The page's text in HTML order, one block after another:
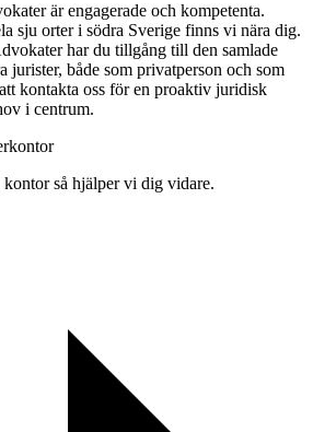
är engagerade och kompetenta.
sju orter i södra Sverige finns vi nära dig.
har du tillgång till den samlade
jurister, både som privatperson och som
kontakta oss för en proaktiv juridisk
i centrum.
så hjälper vi dig vidare.